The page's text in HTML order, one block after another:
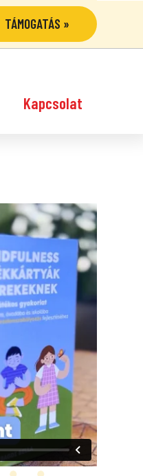
TÁMOGATÁS »
Kapcsolat